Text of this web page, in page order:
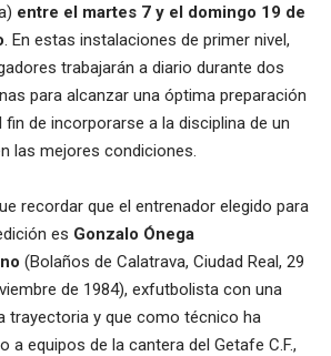
entre el martes 7 y el domingo 19 de
. En estas instalaciones de primer nivel,
trabajarán a diario durante dos
para alcanzar una óptima preparación
fin de incorporarse a la disciplina de un
las mejores condiciones.
recordar que el entrenador elegido para
es Gonzalo Ónega
(Bolaños de Calatrava, Ciudad Real, 29
de 1984), exfutbolista con una
trayectoria y que como técnico ha
a equipos de la cantera del Getafe C.F.,